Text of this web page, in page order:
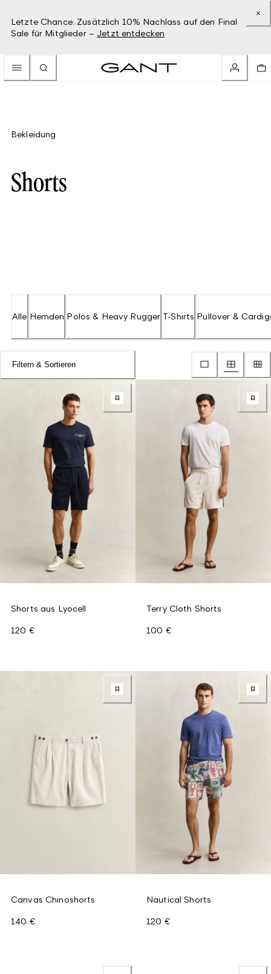
Letzte Chance: Zusätzlich 10% Nachlass auf den Final
Sale für Mitglieder – Jetzt entdecken
Bekleidung
Shorts
Alle Hemden Polos & Heavy Rugger T-Shirts Pullover &
Filtern & Sortieren
Shorts aus Lyocell
120 €
Terry Cloth Shorts
100 €
Canvas Chinoshorts
140 €
Nautical Shorts
120 €